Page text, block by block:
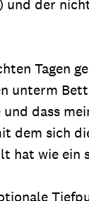
und der
Tagen
unterm
dass
dem sich
hat wie ein